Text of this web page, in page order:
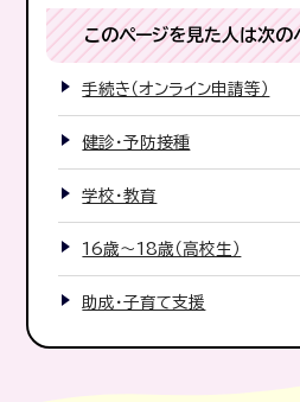
このページを見た人は次の
手続き（オンライン申請等）
健診・予防接種
学校・教育
16歳〜18歳（高校生）
助成・子育て支援